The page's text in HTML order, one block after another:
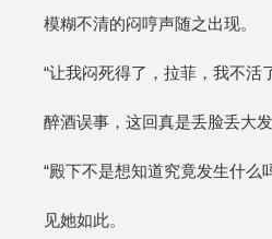
模糊不清的闷哼声随之出现。
“让我闷死得了，拉菲，我不活
醉酒误事，这回真是丢脸丢大发
“殿下不是想知道究竟发生什么
见她如此。